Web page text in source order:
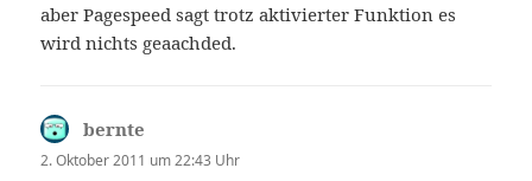
aber Pagespeed sagt trotz aktivierter Funktion es
wird nichts geaachded.
bernte
2. Oktober 2011 um 22:43 Uhr